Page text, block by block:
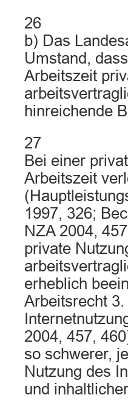
26
b) Das
Umstand,
Arbeitszeit
hinreichende
27
Bei einer
Arbeitszeit
1997, 326;
NZA 2004,
private
erheblich
Arbeitsrecht
2004, 457,
so schwerer,
Nutzung des
und